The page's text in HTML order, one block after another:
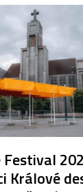
Festival
Králové